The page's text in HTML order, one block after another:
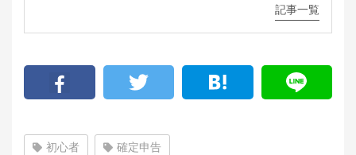
記事一覧
初心者 確定申告